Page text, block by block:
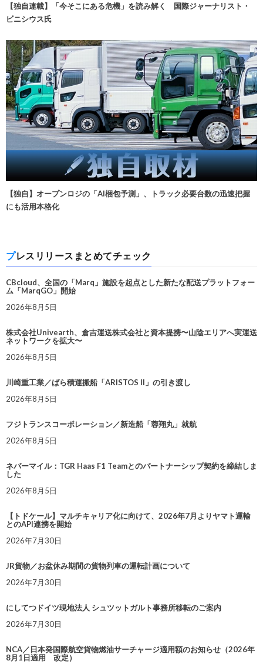
【独自連載】「今そこにある危機」を読み解く 国際ジャーナリスト・
ビニシウス氏
【独自】オープンロジの「AI梱包予測」、トラック必要台数の迅速把握
にも活用本格化
プレスリリースまとめてチェック
CBcloud、全国の「Marq」施設を起点とした新たな配送プラットフォー
ム「MarqGO」開始
2026年8月5日
株式会社Univearth、倉吉運送株式会社と資本提携〜山陰エリアへ実運送
ネットワークを拡大〜
2026年8月5日
川崎重工業／ばら積運搬船「ARISTOS II」の引き渡し
2026年8月5日
フジトランスコーポレーション／新造船「蓉翔丸」就航
2026年8月5日
ネバーマイル：TGR Haas F1 Teamとのパートナーシップ契約を締結しま
した
2026年8月5日
【トドケール】マルチキャリア化に向けて、2026年7月よりヤマト運輸
とのAPI連携を開始
2026年7月30日
JR貨物／お盆休み期間の貨物列車の運転計画について
2026年7月30日
にしてつドイツ現地法人 シュツットガルト事務所移転のご案内
2026年7月30日
NCA／日本発国際航空貨物燃油サーチャージ適用額のお知らせ（2026年
8月1日適用 改定）